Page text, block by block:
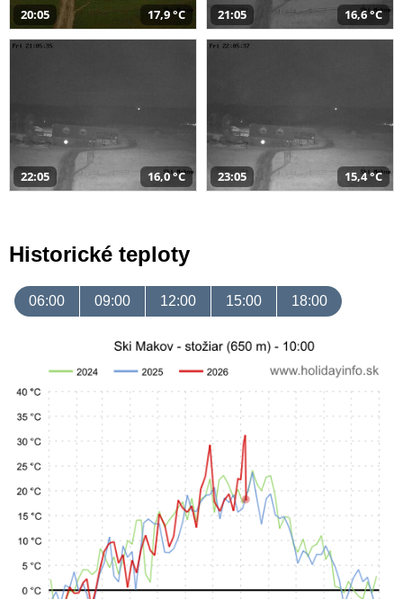
20:05 17,9 °C 21:05 16,6 °C
22:05 16,0 °C 23:05 15,4 °C
Historické teploty
06:00 09:00 12:00 15:00 18:00